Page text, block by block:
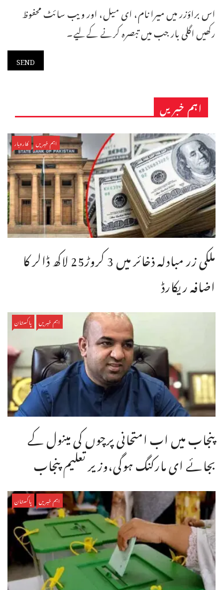
اس براؤزر میں میرا نام، ای میل، اور ویب سائٹ محفوظ
رکھیں اگلی بار جب میں تبصرہ کرنے کےلیے۔
اہم خبریں
اہم خبریں کاروبار
ملکی زر مبادلہ ذخائر میں 3 کروڑ25 لاکھ ڈالر کا
اضافہ ریکارڈ
اہم خبریں پاکستان
پنجاب میں اب امتحانی پرچوں کی مینول کے
بجائے ای مارکنگ ہوگی،وزیر تعلیم پنجاب
اہم خبریں پاکستان